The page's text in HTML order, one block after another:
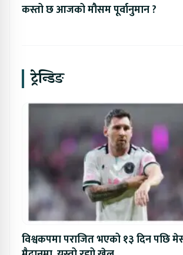
कस्तो छ आजको मौसम पूर्वानुमान ?
ट्रेन्डिङ
विश्वकपमा पराजित भएको १३ दिन पछि